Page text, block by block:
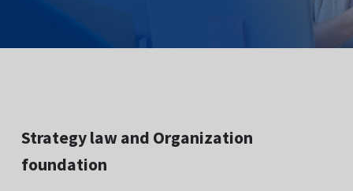
Strategy law and Organization
foundation